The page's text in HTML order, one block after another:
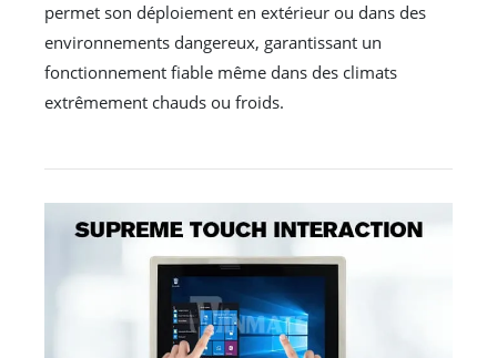
permet son déploiement en extérieur ou dans des
environnements dangereux, garantissant un
fonctionnement fiable même dans des climats
extrêmement chauds ou froids.